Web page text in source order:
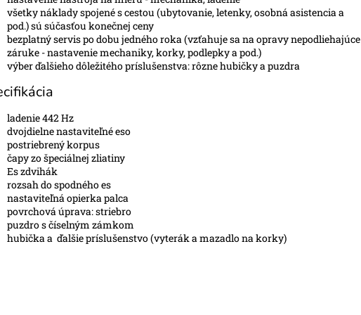
všetky náklady spojené s cestou (ubytovanie, letenky, osobná asistencia a
pod.) sú súčasťou konečnej ceny
bezplatný servis po dobu jedného roka (vzťahuje sa na opravy nepodliehajúce
záruke - nastavenie mechaniky, korky, podlepky a pod.)
výber ďalšieho dôležitého príslušenstva: rôzne hubičky a puzdra
ladenie 442 Hz
dvojdielne nastaviteľné eso
postriebrený korpus
čapy zo špeciálnej zliatiny
Es zdvihák
rozsah do spodného es
nastaviteľná opierka palca
povrchová úprava: striebro
puzdro s číselným zámkom
hubička a ďalšie príslušenstvo (vyterák a mazadlo na korky)